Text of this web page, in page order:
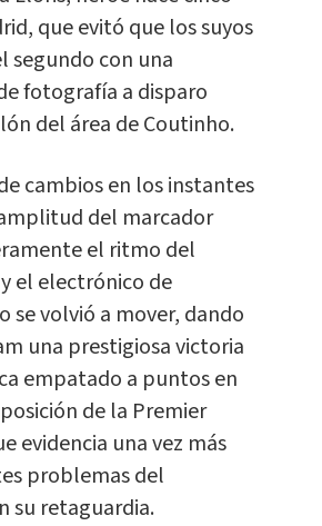
que evitó que los suyos
segundo con una
fotografía a disparo
del área de Coutinho.
cambios en los instantes
del marcador
el ritmo del
el electrónico de
se volvió a mover, dando
una prestigiosa victoria
empatado a puntos en
de la Premier
evidencia una vez más
problemas del
su retaguardia.